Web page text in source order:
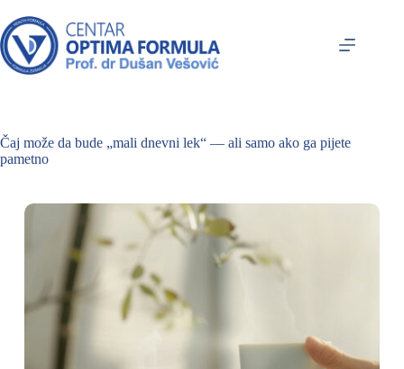
Čaj može da bude „mali dnevni lek“ — ali samo ako ga pijete
pametno